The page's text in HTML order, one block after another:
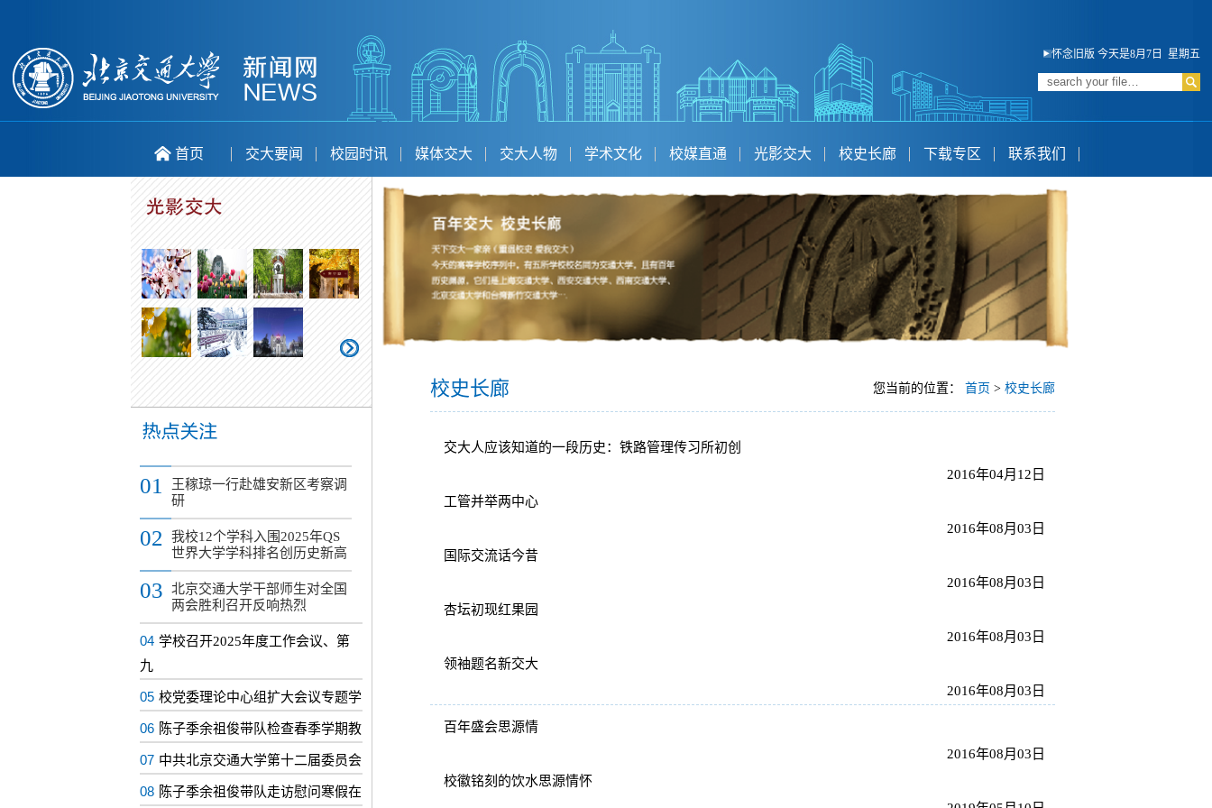
怀念旧版 今天是8月7日 星期五
首页 交大要闻 校园时讯 媒体交大 交大人物 学术文化 校媒直通 光影交大 校史长廊 下载专区 联系我们
喜庆二十大
01
王稼琼一行赴雄安新区考察调
研
02
我校12个学科入围2025年QS
世界大学学科排名创历史新高
03
北京交通大学干部师生对全国
两会胜利召开反响热烈
04 学校召开2025年度工作会议、第
九
05 校党委理论中心组扩大会议专题学
06 陈子季余祖俊带队检查春季学期教
07 中共北京交通大学第十二届委员会
08 陈子季余祖俊带队走访慰问寒假在
校史长廊 您当前的位置： 首页 > 校史长廊
交大人应该知道的一段历史：铁路管理传习所初创
2016年04月12日
工管并举两中心
2016年08月03日
国际交流话今昔
2016年08月03日
杏坛初现红果园
2016年08月03日
领袖题名新交大
2016年08月03日
百年盛会思源情
2016年08月03日
校徽铭刻的饮水思源情怀